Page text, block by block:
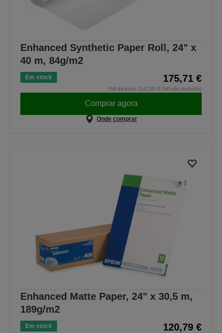
Enhanced Synthetic Paper Roll, 24" x
40 m, 84g/m2
Em stock 175,71 €
IVA incluído (142,85 € IVA não incluído)
Comprar agora
Onde comprar
Enhanced Matte Paper, 24" x 30,5 m,
189g/m2
Em stock 120,79 €